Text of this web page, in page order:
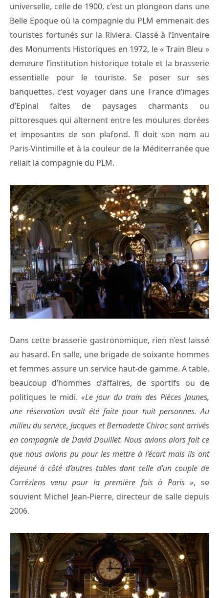
universelle, celle de 1900, c’est un plongeon dans une
Belle Epoque où la compagnie du PLM emmenait des
touristes fortunés sur la Riviera. Classé à l’Inventaire
des Monuments Historiques en 1972, le « Train Bleu »
demeure l’institution historique totale et la brasserie
essentielle pour le touriste. Se poser sur ses
banquettes, c’est voyager dans une France d’images
d’Epinal faites de paysages charmants ou
pittoresques qui alternent entre les moulures dorées
et imposantes de son plafond. Il doit son nom au
Paris-Vintimille et à la couleur de la Méditerranée que
reliait la compagnie du PLM.
Dans cette brasserie gastronomique, rien n’est laissé
au hasard. En salle, une brigade de soixante hommes
et femmes assure un service haut-de gamme. A table,
beaucoup d’hommes d’affaires, de sportifs ou de
politiques le midi. «Le jour du train des Pièces Jaunes,
une réservation avait été faite pour huit personnes. Au
milieu du service, Jacques et Bernadette Chirac sont arrivés
en compagnie de David Douillet. Nous avions alors fait ce
que nous avions pu pour les mettre à l’écart mais ils ont
déjeuné à côté d’autres tables dont celle d’un couple de
Corréziens venu pour la première fois à Paris », se
souvient Michel Jean-Pierre, directeur de salle depuis
2006.